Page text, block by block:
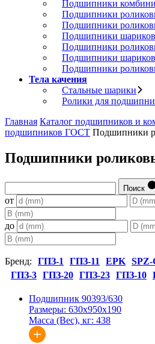
Подшипники
Подшипники
Подшипники
Подшипники
Подшипники
Подшипники
Подшипники
Тела качения
Стальные шарики
Ролики для
Главная Каталог подшипников и
подшипников ГОСТ Подшипники
Подшипники
Поиск
от
до
Бренд: ГПЗ-1 ГПЗ-11 EPK SPZ-
ГПЗ-3 ГПЗ-20 ГПЗ-23 ГПЗ-10
Подшипник 90393/630
Размеры: 630x950x190
Масса (Вес), кг: 438